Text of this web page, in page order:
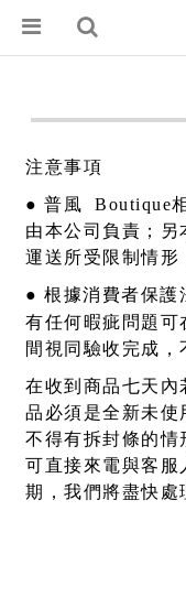
注意事項
● 普風
Boutique
由本公司負責；另
運送所受限制情形
● 根據消費者保護
有任何暇疵問題可
間視同驗收完成，
在收到商品七天內
品必須是全新未使
不得有拆封條的情
可直接來電與客服
期，我們將盡快處